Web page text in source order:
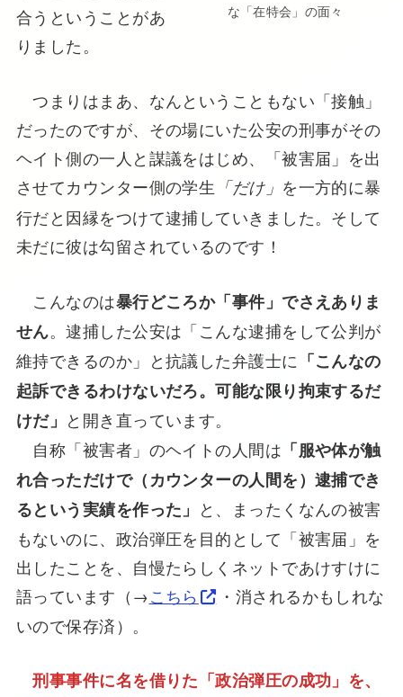
な「在特会」の面々
合うということがあ
りました。
つまりはまあ、なんということもない「接触」
だったのですが、その場にいた公安の刑事がその
ヘイト側の一人と謀議をはじめ、「被害届」を出
させてカウンター側の学生
「だけ」 を一方的に暴
行だと因縁をつけて逮捕していきました。そして
未だに彼は勾留されているのです！
こんなのは暴行どころか「事件」でさえありま
せん。逮捕した公安は「こんな逮捕をして公判が
維持できるのか」と抗議した弁護士に 「こんなの
起訴できるわけないだろ。可能な限り拘束するだ
けだ」 と開き直っています。
自称「被害者」のヘイトの人間は 「服や体が触
れ合っただけで（カウンターの人間を）逮捕でき
るという実績を作った」 と、まったくなんの被害
もないのに、政治弾圧を目的として「被害届」を
出したことを、自慢たらしくネットであけすけに
語っています（→こちら
・消されるかもしれな
いので保存済）。
刑事事件に名を借りた「政治弾圧の成功」を、